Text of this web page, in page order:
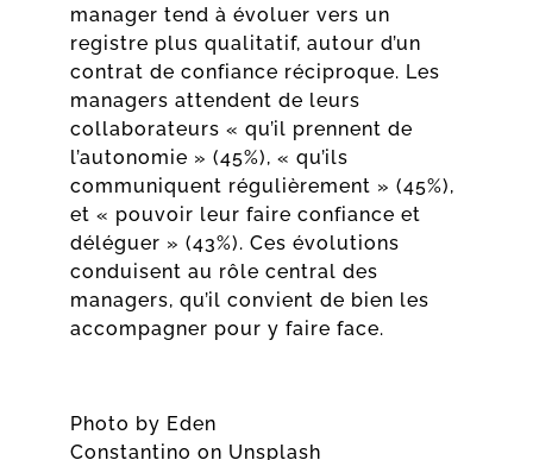
manager tend à évoluer vers un
registre plus qualitatif, autour d’un
contrat de confiance réciproque. Les
managers attendent de leurs
collaborateurs « qu’il prennent de
l’autonomie » (45%), « qu’ils
communiquent régulièrement » (45%),
et « pouvoir leur faire confiance et
déléguer » (43%). Ces évolutions
conduisent au rôle central des
managers, qu’il convient de bien les
accompagner pour y faire face.
Photo by Eden
Constantino on Unsplash